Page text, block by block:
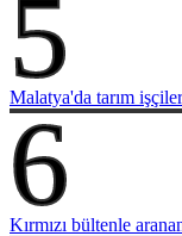
5
Malatya'da tarım
6
Kırmızı bültenle